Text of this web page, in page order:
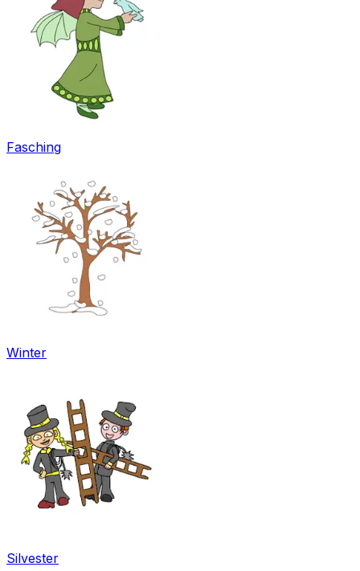
Fasching
Winter
Silvester